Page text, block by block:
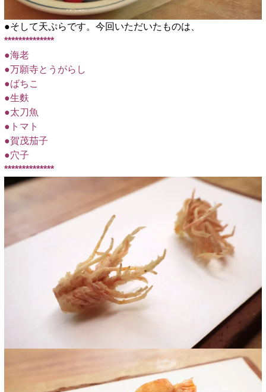
●そして天ぷらです。今回いただいたものは、
**************
●海老
●万願寺とうがらし
●ばちこ
●生麩
●太刀魚
●トマト
●賀茂茄子
●穴子
**************